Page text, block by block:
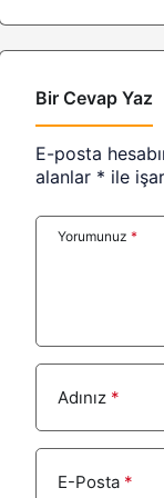
Bir Cevap Yaz
E-posta
alanlar * ile
Yorumunuz *
Adınız *
E-Posta *